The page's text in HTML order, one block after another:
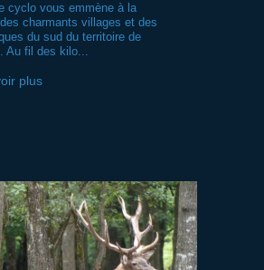
cyclo vous emmène à la
charmants villages et des
du sud du territoire de
Au fil des kilo...
plus